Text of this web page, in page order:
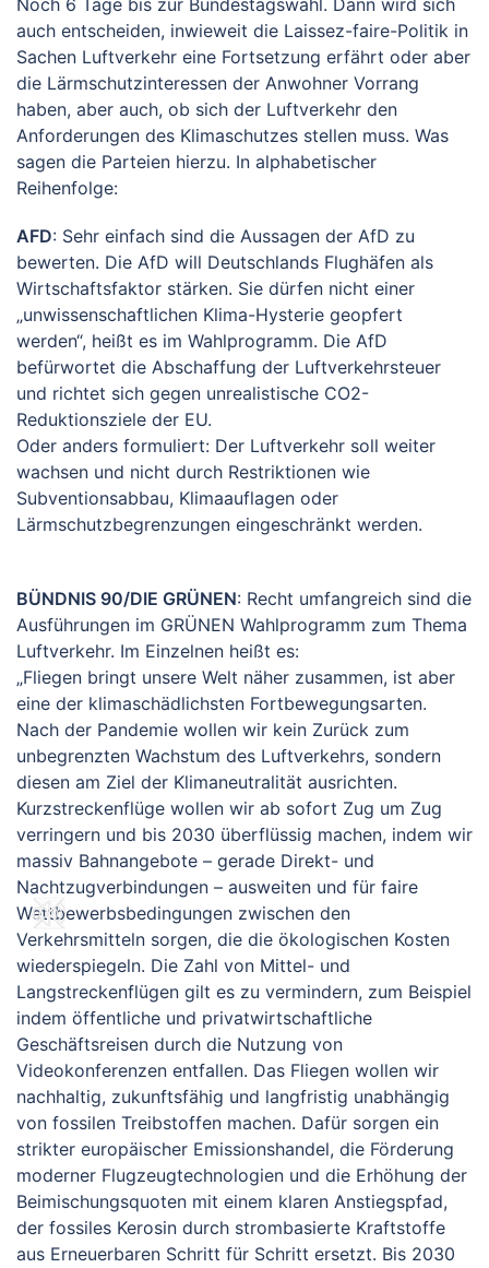
Noch 6 Tage bis zur Bundestagswahl. Dann wird sich
auch entscheiden, inwieweit die Laissez-faire-Politik in
Sachen Luftverkehr eine Fortsetzung erfährt oder aber
die Lärmschutzinteressen der Anwohner Vorrang
haben, aber auch, ob sich der Luftverkehr den
Anforderungen des Klimaschutzes stellen muss. Was
sagen die Parteien hierzu. In alphabetischer
Reihenfolge:
AFD: Sehr einfach sind die Aussagen der AfD zu
bewerten. Die AfD will Deutschlands Flughäfen als
Wirtschaftsfaktor stärken. Sie dürfen nicht einer
„unwissenschaftlichen Klima-Hysterie geopfert
werden“, heißt es im Wahlprogramm. Die AfD
befürwortet die Abschaffung der Luftverkehrsteuer
und richtet sich gegen unrealistische CO2-
Reduktionsziele der EU.
Oder anders formuliert: Der Luftverkehr soll weiter
wachsen und nicht durch Restriktionen wie
Subventionsabbau, Klimaauflagen oder
Lärmschutzbegrenzungen eingeschränkt werden.
BÜNDNIS 90/DIE GRÜNEN: Recht umfangreich sind die
Ausführungen im GRÜNEN Wahlprogramm zum Thema
Luftverkehr. Im Einzelnen heißt es:
„Fliegen bringt unsere Welt näher zusammen, ist aber
eine der klimaschädlichsten Fortbewegungsarten.
Nach der Pandemie wollen wir kein Zurück zum
unbegrenzten Wachstum des Luftverkehrs, sondern
diesen am Ziel der Klimaneutralität ausrichten.
Kurzstreckenflüge wollen wir ab sofort Zug um Zug
verringern und bis 2030 überflüssig machen, indem wir
massiv Bahnangebote – gerade Direkt- und
Nachtzugverbindungen – ausweiten und für faire
Wettbewerbsbedingungen zwischen den
Verkehrsmitteln sorgen, die die ökologischen Kosten
wiederspiegeln. Die Zahl von Mittel- und
Langstreckenflügen gilt es zu vermindern, zum Beispiel
indem öffentliche und privatwirtschaftliche
Geschäftsreisen durch die Nutzung von
Videokonferenzen entfallen. Das Fliegen wollen wir
nachhaltig, zukunftsfähig und langfristig unabhängig
von fossilen Treibstoffen machen. Dafür sorgen ein
strikter europäischer Emissionshandel, die Förderung
moderner Flugzeugtechnologien und die Erhöhung der
Beimischungsquoten mit einem klaren Anstiegspfad,
der fossiles Kerosin durch strombasierte Kraftstoffe
aus Erneuerbaren Schritt für Schritt ersetzt. Bis 2030